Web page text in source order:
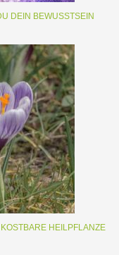
DEIN BEWUSSTSEIN
HEILPFLANZE